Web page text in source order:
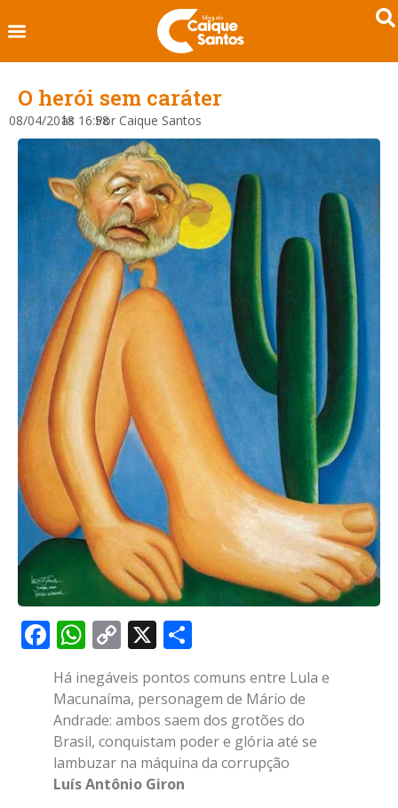
O herói sem caráter
08/04/2018
às 16:58
Por Caique Santos
Facebook
WhatsApp
Copy
Link
X
Há inegáveis pontos comuns entre Lula e
Macunaíma, personagem de Mário de
Andrade: ambos saem dos grotões do
Brasil, conquistam poder e glória até se
lambuzar na máquina da corrupção
Luís Antônio Giron